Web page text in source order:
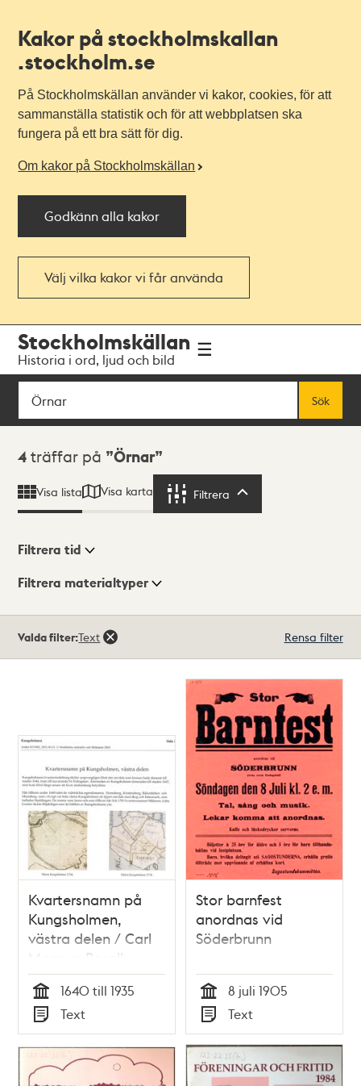
Kakor på stockholmskallan
.stockholm.se
På Stockholmskällan använder vi kakor, cookies, för att
sammanställa statistik och för att webbplatsen ska
fungera på ett bra sätt för dig.
Om kakor på Stockholmskällan
Godkänn alla kakor
Välj vilka kakor vi får använda
navigationen
huvudinnehållet
Stockholmskällan
Historia i ord, ljud och bild
Sök
Sök
Sökresultat
4 träffar på Örnar
Visa lista Visa karta Filtrera
Visningsläge
Filtrera tid
Filtrera materialtyper
träffar
Valda filter:Text Rensa filter
Kvartersnamn på
Kungsholmen,
västra delen / Carl
Magnus Rosell
Tid
1640 till 1935
Typ
Text
Stor barnfest
anordnas vid
Söderbrunn
Tid
8 juli 1905
Typ
Text